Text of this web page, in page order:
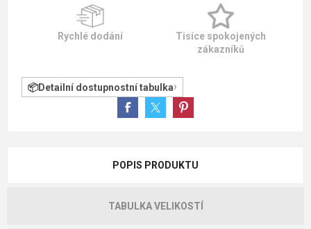
Rychlé dodání
Tisíce spokojených
zákazníků
Detailní dostupnostní tabulka
POPIS PRODUKTU
TABULKA VELIKOSTÍ